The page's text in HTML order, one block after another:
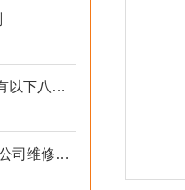
Koerting喷射泵在结构上拥有以下八大特点
上海翊霈工业控制设备有限公司维修各类进口调节阀经验丰富